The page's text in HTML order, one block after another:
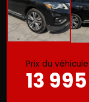
Prix du véhicule
13